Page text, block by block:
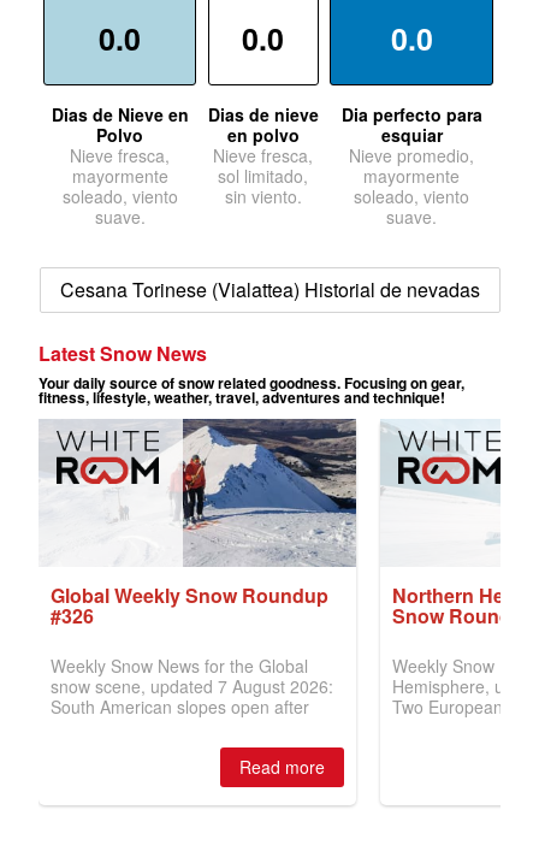
0.0
Dias de Nieve en
Polvo
Nieve fresca,
mayormente
soleado, viento
suave.
0.0
Dias de nieve
en polvo
Nieve fresca,
sol limitado,
sin viento.
0.0
Dia perfecto para
esquiar
Nieve promedio,
mayormente
soleado, viento
suave.
Cesana Torinese (Vialattea) Historial de nevadas